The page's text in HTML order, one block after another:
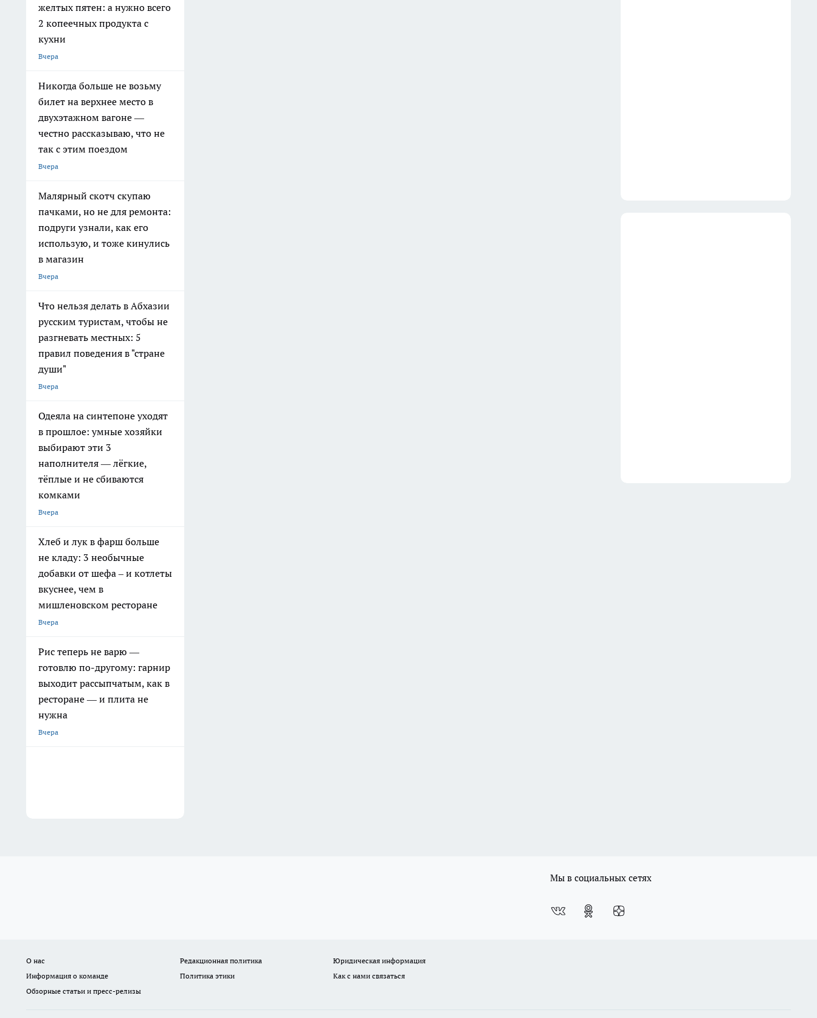
желтых пятен: а нужно всего
2 копеечных продукта с
кухни
Вчера
Никогда больше не возьму
билет на верхнее место в
двухэтажном вагоне —
честно рассказываю, что не
так с этим поездом
Вчера
Малярный скотч скупаю
пачками, но не для ремонта:
подруги узнали, как его
использую, и тоже кинулись
в магазин
Вчера
Что нельзя делать в Абхазии
русским туристам, чтобы не
разгневать местных: 5
правил поведения в "стране
души"
Вчера
Одеяла на синтепоне уходят
в прошлое: умные хозяйки
выбирают эти 3
наполнителя — лёгкие,
тёплые и не сбиваются
комками
Вчера
Хлеб и лук в фарш больше
не кладу: 3 необычные
добавки от шефа – и котлеты
вкуснее, чем в
мишленовском ресторане
Вчера
Рис теперь не варю —
готовлю по-другому: гарнир
выходит рассыпчатым, как в
ресторане — и плита не
нужна
Вчера
Мы в социальных сетях
О нас Редакционная политика
Юридическая информация
Информация о команде
Политика этики
Как с нами связаться
Обзорные статьи и пресс-релизы